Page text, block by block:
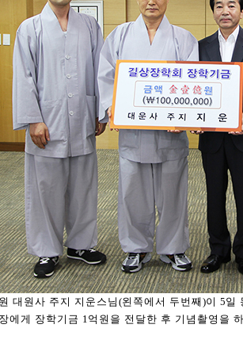
대원사 주지 지운스님 (왼쪽에서 두번째 )이 5일
에게 장학기금 1억원을 전달한 후 기념촬영을